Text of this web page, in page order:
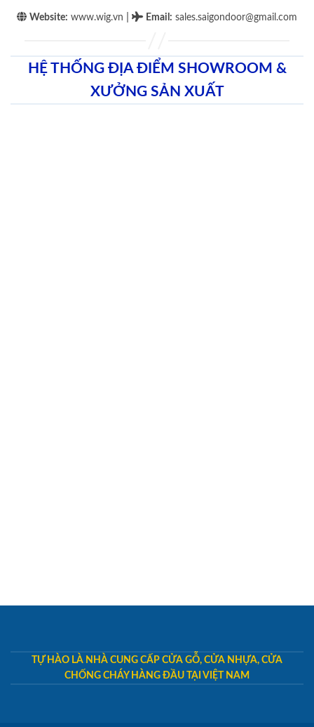
Website: www.wig.vn Email : sales.saigondoor@gmail.com
HỆ THỐNG ĐỊA ĐIỂM SHOWROOM &
XƯỞNG SẢN XUẤT
TỰ HÀO LÀ NHÀ CUNG CẤP CỬA GỖ, CỬA NHỰA, CỬA
CHỐNG CHÁY HÀNG ĐẦU TẠI VIỆT NAM